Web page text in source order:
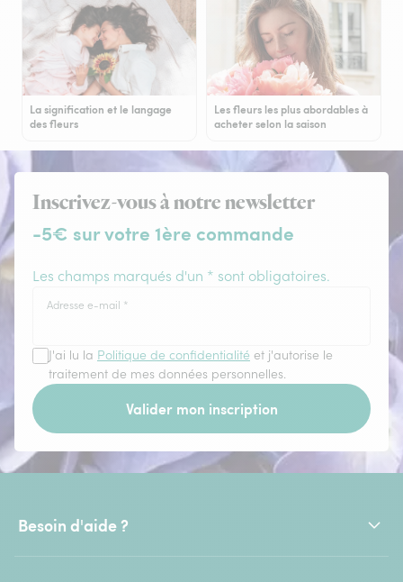
La signification et le langage
des fleurs
Les fleurs les plus abordables à
acheter selon la saison
Inscrivez-vous à notre newsletter
-5€ sur votre 1ère commande
Les champs marqués d'un * sont obligatoires.
Adresse e-mail *
J'ai lu la Politique de confidentialité et j'autorise le
traitement de mes données personnelles.
Valider mon inscription
Besoin d'aide ?